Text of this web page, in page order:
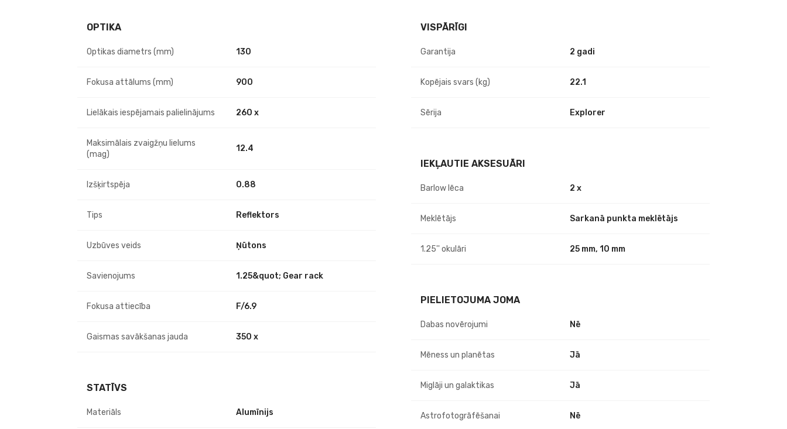
OPTIKA
Optikas diametrs (mm) 130
Fokusa attālums (mm) 900
Lielākais iespējamais palielinājums 260 x
Maksimālais zvaigžņu lielums
(mag)
12.4
Izšķirtspēja 0.88
Tips Reflektors
Uzbūves veids Ņūtons
Savienojums 1.25&quot; Gear rack
Fokusa attiecība F/6.9
Gaismas savākšanas jauda 350 x
STATĪVS
Materiāls Alumīnijs
VISPĀRĪGI
Garantija 2 gadi
Kopējais svars (kg) 22.1
Sērija Explorer
IEKĻAUTIE AKSESUĀRI
Barlow lēca 2 x
Meklētājs Sarkanā punkta meklētājs
1.25'' okulāri 25 mm, 10 mm
PIELIETOJUMA JOMA
Dabas novērojumi Nē
Mēness un planētas Jā
Miglāji un galaktikas Jā
Astrofotogrāfēšanai Nē